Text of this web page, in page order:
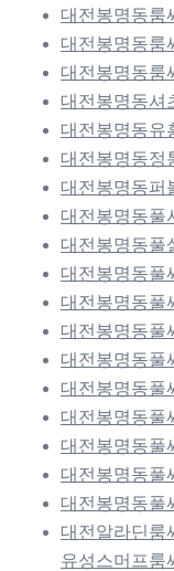
대전봉명동룸
대전봉명동룸
대전봉명동룸
대전봉명동셔
대전봉명동유
대전봉명동정
대전봉명동퍼
대전봉명동풀
대전봉명동풀
대전봉명동풀
대전봉명동풀
대전봉명동풀
대전봉명동풀
대전봉명동풀
대전봉명동풀
대전봉명동풀
대전봉명동풀
대전봉명동풀
대전알라딘룸
유성스머프룸